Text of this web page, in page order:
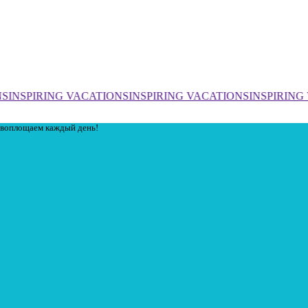
INSPIRING VACATIONSINSPIRING VACATIONSINSPIRING
воплощаем каждый день!